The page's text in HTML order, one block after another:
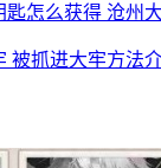
怎么获得 沧州
被抓进大牢方法